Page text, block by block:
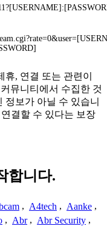
휴, 연결 또는 관련이
뮤니티에서 수집한 것
보가 아닐 수 있습니
결할 수 있다는 보장
합니다.
, A4tech , Aanke ,
, Abr , Abr Security ,